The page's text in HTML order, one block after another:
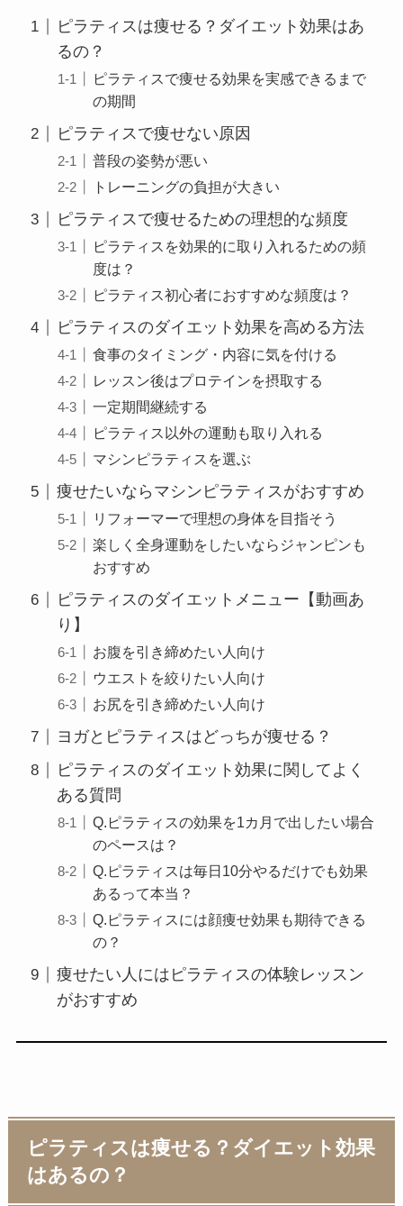
ピラティスは痩せる？ダイエット効果はあ
るの？
ピラティスで痩せる効果を実感できるまで
の期間
ピラティスで痩せない原因
普段の姿勢が悪い
トレーニングの負担が大きい
ピラティスで痩せるための理想的な頻度
ピラティスを効果的に取り入れるための頻
度は？
ピラティス初心者におすすめな頻度は？
ピラティスのダイエット効果を高める方法
食事のタイミング・内容に気を付ける
レッスン後はプロテインを摂取する
一定期間継続する
ピラティス以外の運動も取り入れる
マシンピラティスを選ぶ
痩せたいならマシンピラティスがおすすめ
リフォーマーで理想の身体を目指そう
楽しく全身運動をしたいならジャンピンも
おすすめ
ピラティスのダイエットメニュー【動画あ
り】
お腹を引き締めたい人向け
ウエストを絞りたい人向け
お尻を引き締めたい人向け
ヨガとピラティスはどっちが痩せる？
ピラティスのダイエット効果に関してよく
ある質問
Q.ピラティスの効果を1カ月で出したい場合
のペースは？
Q.ピラティスは毎日10分やるだけでも効果
あるって本当？
Q.ピラティスには顔痩せ効果も期待できる
の？
痩せたい人にはピラティスの体験レッスン
がおすすめ
ピラティスは痩せる？ダイエット効果
はあるの？